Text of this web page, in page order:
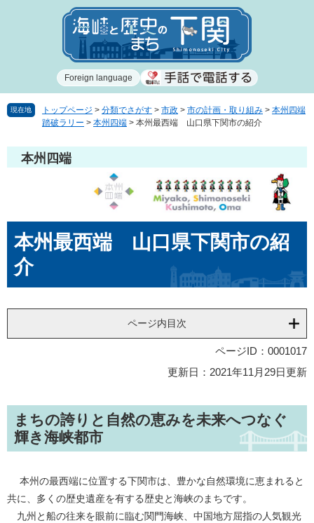
で
ば
へ
Foreign language
現在地 トップページ > 分類でさがす > 市政 > 市の計画・取り組み > 本州四端
踏破ラリー > 本州四端 > 本州最西端 山口県下関市の紹介
本州四端
文本州最西端 山口県下関市の紹
介
ページ内目次
ページID：0001017
更新日：2021年11月29日更新
まちの誇りと自然の恵みを未来へつなぐ
輝き海峡都市
本州の最西端に位置する下関市は、豊かな自然環境に恵まれると
共に、多くの歴史遺産を有する歴史と海峡のまちです。
九州と船の往来を眼前に臨む関門海峡、中国地方屈指の人気観光